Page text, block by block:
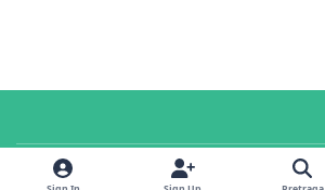
© 2026 Klub putnika. Sva prava zadržana. Sadržaj u